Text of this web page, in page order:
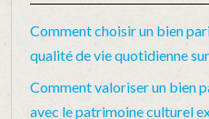
Comment choisir un bien
qualité de vie quotidienne
Comment valoriser un bien
avec le patrimoine culturel